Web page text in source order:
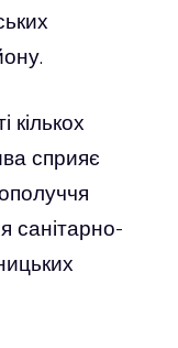
кількох
сприяє
санітарно-